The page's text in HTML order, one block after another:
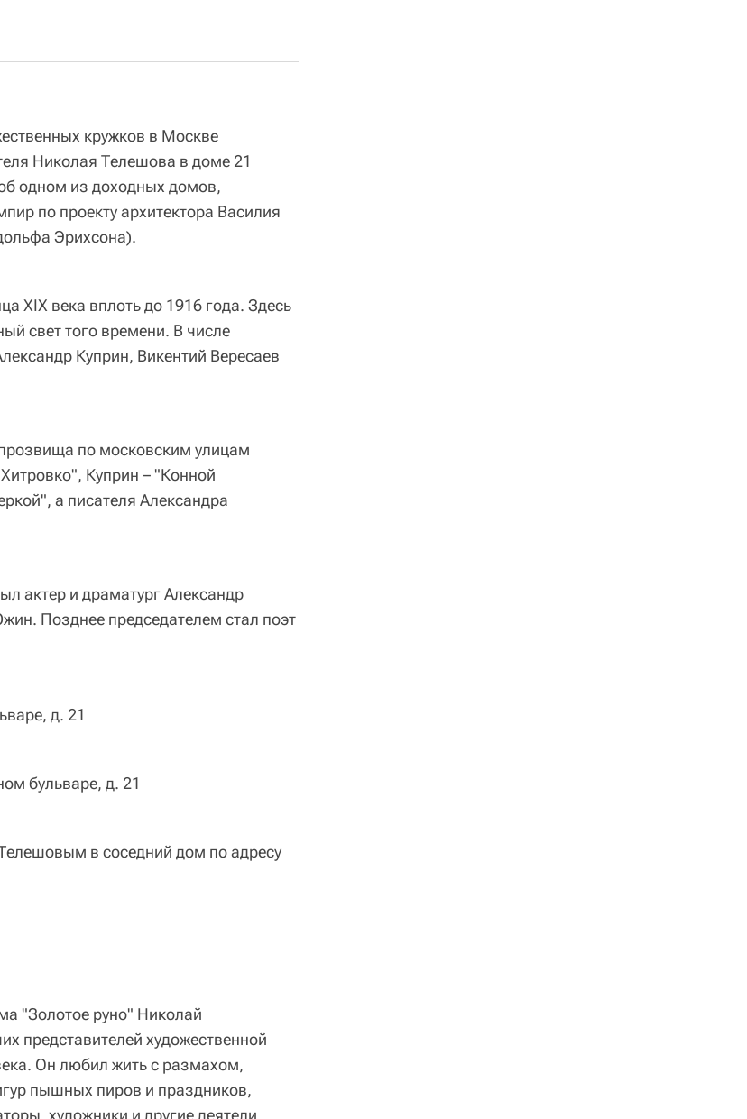
кружков в Москве
Николая Телешова в доме 21
одном из доходных домов,
по проекту архитектора Василия
Эрихсона).
XIX века вплоть до 1916 года. Здесь
свет того времени. В числе
Куприн, Викентий Вересаев
по московским улицам
Куприн – "Конной
а писателя Александра
актер и драматург Александр
Позднее председателем стал поэт
бульваре, д. 21
в соседний дом по адресу
"Золотое руно" Николай
представителей художественной
Он любил жить с размахом,
пышных пиров и праздников,
художники и другие деятели